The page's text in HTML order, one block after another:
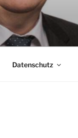
Datenschutz